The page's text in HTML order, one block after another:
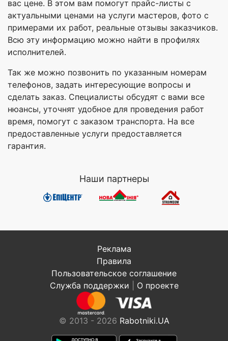
вас цене. В этом вам помогут прайс-листы с
актуальными ценами на услуги мастеров, фото с
примерами их работ, реальные отзывы заказчиков.
Всю эту информацию можно найти в профилях
исполнителей.
Так же можно позвонить по указанным номерам
телефонов, задать интересующие вопросы и
сделать заказ. Специалисты обсудят с вами все
нюансы, уточнят удобное для проведения работ
время, помогут с заказом транспорта. На все
предоставленные услуги предоставляется
гарантия.
Наши партнеры
Реклама
Правила
Пользовательское соглашение
Служба поддержки
О проекте
© 2013 - 2026 Rabotniki.UA